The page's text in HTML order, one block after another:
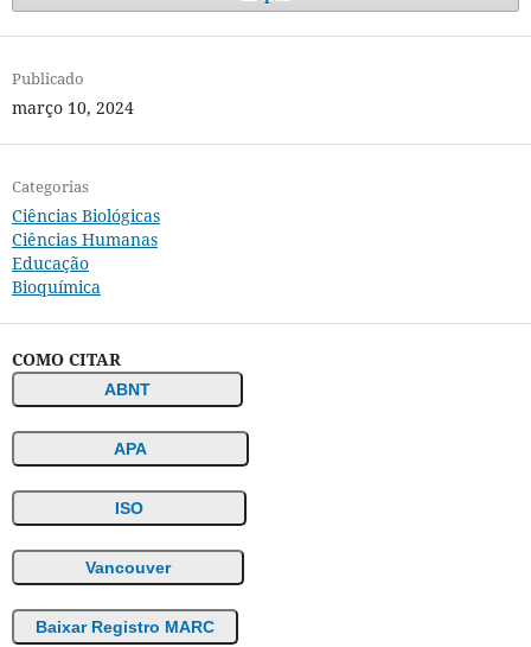
Publicado
março 10, 2024
Categorias
Ciências Biológicas
Ciências Humanas
Educação
Bioquímica
COMO CITAR
ABNT
APA
ISO
Vancouver
Baixar Registro MARC